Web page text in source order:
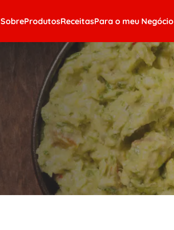
SobreProdutosReceitasPara o meu Negócio